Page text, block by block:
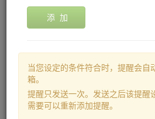
添 加
当您设定的条件符合时，提醒会自
箱。
提醒只发送一次。发送之后该提醒
需要可以重新添加提醒。